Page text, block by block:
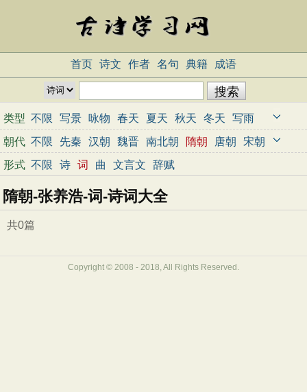
首页 诗文 作者 名句 典籍 成语
类型 不限 写景 咏物 春天 夏天 秋天 冬天
写雨
写雪
写风 写花 梅花 荷花 菊花 柳树
月亮
山水 写山 写水 长江 黄河 儿童 写鸟
写马
田园 边塞 地名 抒情 爱国 离别 送别 思乡
思念 爱情 励志 哲理 闺怨
母亲 友情 战争 读书 惜时 婉约 豪放 诗经
民谣
咏史怀古 宋词精选 小学古诗 初中古诗
朝代 不限 先秦 汉朝 魏晋 南北朝 隋朝 唐朝
宋朝
元朝
明朝 清朝 近代 当代
形式 不限 诗 词 曲 文言文 辞赋
隋朝-张养浩-词-诗词大全
共0篇
Copyright © 2008 - 2018, All Rights Reserved.